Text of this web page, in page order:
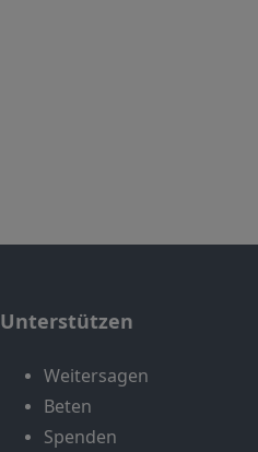
Unterstützen
Weitersagen
Beten
Spenden